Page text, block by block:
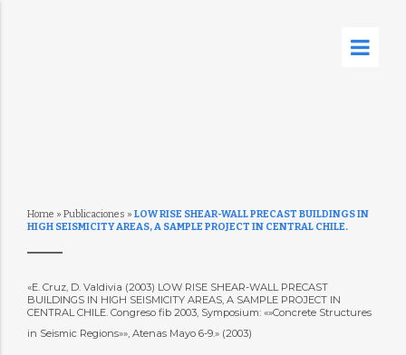
Home » Publicaciones » LOW RISE SHEAR-WALL PRECAST BUILDINGS IN
HIGH SEISMICITY AREAS, A SAMPLE PROJECT IN CENTRAL CHILE.
«E. Cruz, D. Valdivia (2003) LOW RISE SHEAR-WALL PRECAST
BUILDINGS IN HIGH SEISMICITY AREAS, A SAMPLE PROJECT IN
CENTRAL CHILE. Congreso fib 2003, Symposium: «»Concrete Structures
in Seismic Regions»», Atenas Mayo 6-9.» (2003)